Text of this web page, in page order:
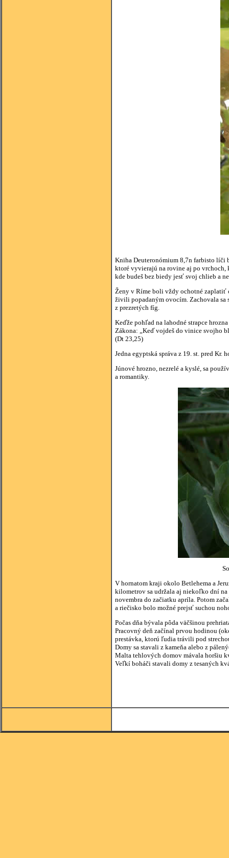
Kniha Deuteronómium 8,7n farbisto líči
ktoré vyvierajú na rovine aj po
kde budeš bez biedy jesť svoj chlieb a
Ženy v Ríme boli vždy ochotné zaplatiť
živili popadaným ovocím. Zachovala sa
z prezretých fíg.
Keďže pohľad na lahodné strapce
Zákona: „Keď vojdeš do vinice svojho
(Dt 23,25)
Jedna egyptská správa z 19. st. pred
Júnové hrozno, nezrelé a kyslé, sa
a romantiky.
V hornatom kraji okolo Betlehema a
kilometrov sa udržala aj niekoľko dní na
novembra do začiatku apríla. Potom
a riečisko bolo možné prejsť suchou
Počas dňa bývala pôda väčšinou
Pracovný deň začínal prvou hodinou
prestávka, ktorú ľudia trávili pod
Domy sa stavali z kameňa alebo z
Malta tehlových domov mávala horšiu
Veľkí boháči stavali domy z tesaných